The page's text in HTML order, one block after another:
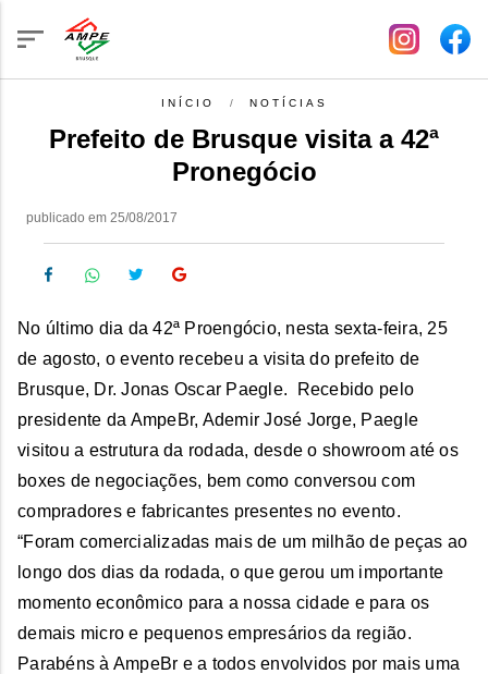
INÍCIO NOTÍCIAS
Prefeito de Brusque visita a 42ª
Pronegócio
publicado em 25/08/2017
No último dia da 42ª Proengócio, nesta sexta-feira, 25
de agosto, o evento recebeu a visita do prefeito de
Brusque, Dr. Jonas Oscar Paegle. Recebido pelo
presidente da AmpeBr, Ademir José Jorge, Paegle
visitou a estrutura da rodada, desde o showroom até os
boxes de negociações, bem como conversou com
compradores e fabricantes presentes no evento.
“Foram comercializadas mais de um milhão de peças ao
longo dos dias da rodada, o que gerou um importante
momento econômico para a nossa cidade e para os
demais micro e pequenos empresários da região.
Parabéns à AmpeBr e a todos envolvidos por mais uma